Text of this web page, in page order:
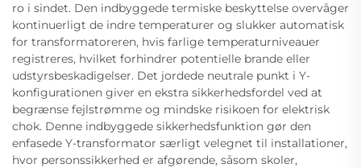
ro i sindet. Den indbyggede termiske beskyttelse overvåger
kontinuerligt de indre temperaturer og slukker automatisk
for transformatoreren, hvis farlige temperaturniveauer
registreres, hvilket forhindrer potentielle brande eller
udstyrsbeskadigelser. Det jordede neutrale punkt i Y-
konfigurationen giver en ekstra sikkerhedsfordel ved at
begrænse fejlstrømme og mindske risikoen for elektrisk
chok. Denne indbyggede sikkerhedsfunktion gør den
enfasede Y-transformator særligt velegnet til installationer,
hvor personssikkerhed er afgørende, såsom skoler,